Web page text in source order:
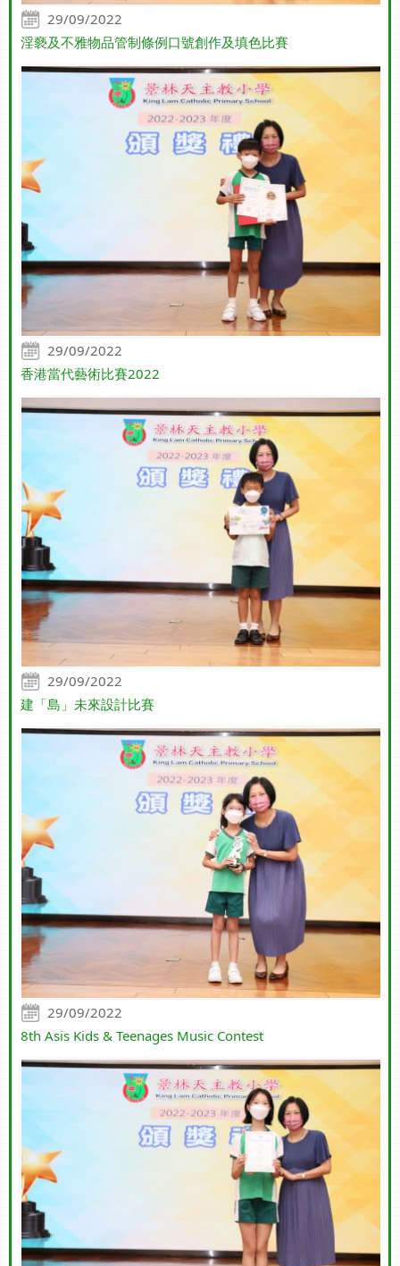
29/09/2022
淫褻及不雅物品管制條例口號創作及填色比賽
29/09/2022
香港當代藝術比賽2022
29/09/2022
建「島」未來設計比賽
29/09/2022
8th Asis Kids & Teenages Music Contest